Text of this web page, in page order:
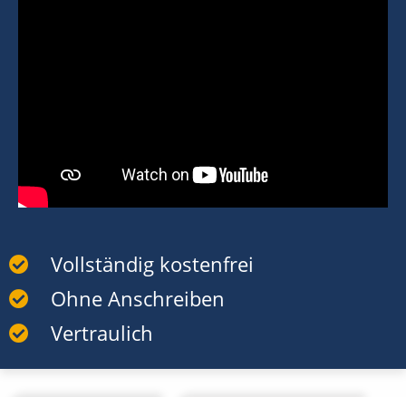
Vollständig kostenfrei
Ohne Anschreiben
Vertraulich